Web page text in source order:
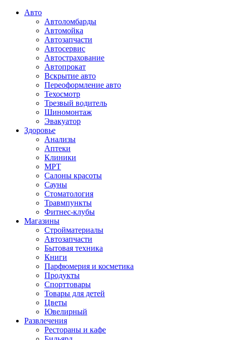
Авто
Автоломбарды
Автомойка
Автозапчасти
Автосервис
Автострахование
Автопрокат
Вскрытие авто
Переоформление авто
Техосмотр
Трезвый водитель
Шиномонтаж
Эвакуатор
Здоровье
Анализы
Аптеки
Клиники
МРТ
Салоны красоты
Сауны
Стоматология
Травмпункты
Фитнес-клубы
Магазины
Стройматериалы
Автозапчасти
Бытовая техника
Книги
Парфюмерия и косметика
Продукты
Спорттовары
Товары для детей
Цветы
Ювелирный
Развлечения
Рестораны и кафе